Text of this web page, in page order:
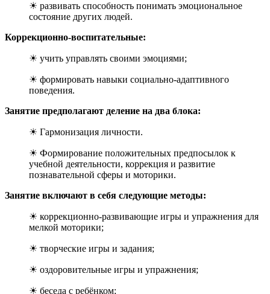
☀ развивать способность понимать эмоциональное
состояние других людей.
Коррекционно-воспитательные:
☀ учить управлять своими эмоциями;
☀ формировать навыки социально-адаптивного
поведения.
Занятие предполагают деление на два блока:
☀ Гармонизация личности.
☀ Формирование положительных предпосылок к
учебной деятельности, коррекция и развитие
познавательной сферы и моторики.
Занятие включают в себя следующие методы:
☀ коррекционно-развивающие игры и упражнения для
мелкой моторики;
☀ творческие игры и задания;
☀ оздоровительные игры и упражнения;
☀ беседа с ребёнком;